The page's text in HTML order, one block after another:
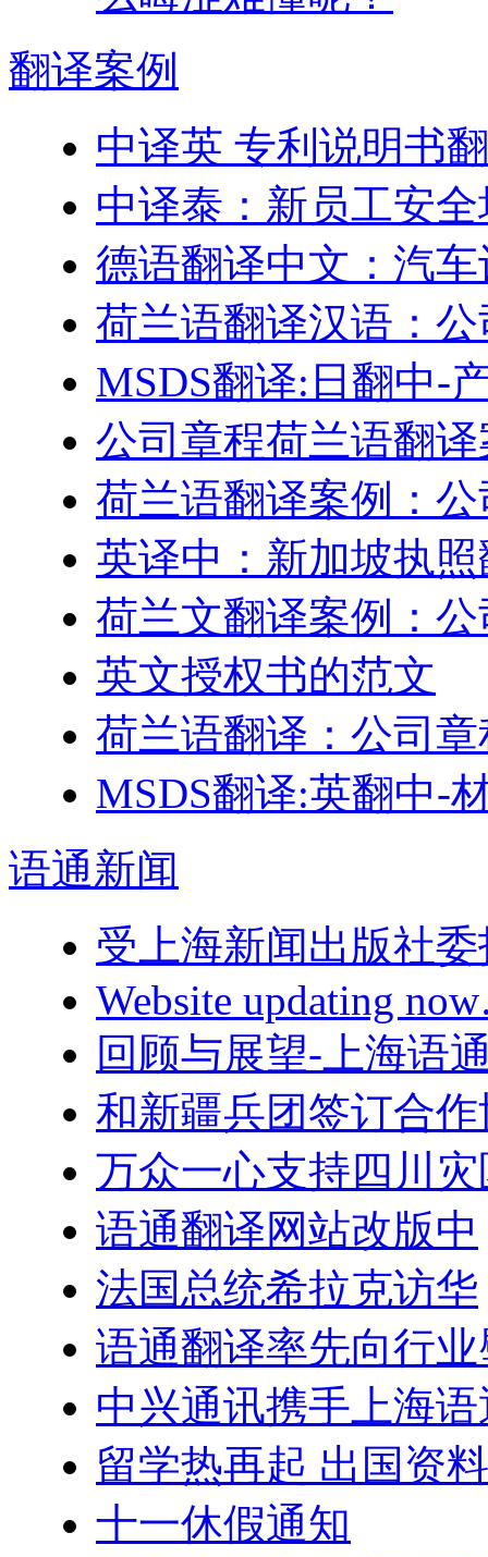
翻译案例
中译英 专利说明书
中译泰：新员工安
德语翻译中文：汽
荷兰语翻译汉语：
MSDS翻译:日翻中-
公司章程荷兰语翻
荷兰语翻译案例：
英译中：新加坡执
荷兰文翻译案例：
英文授权书的范文
荷兰语翻译：公司
MSDS翻译:英翻中-
语通新闻
受上海新闻出版社
Website updating
回顾与展望-上海语
和新疆兵团签订合
万众一心支持四川
语通翻译网站改版中
法国总统希拉克访华
语通翻译率先向行
中兴通讯携手上海
留学热再起 出国资
十一休假通知